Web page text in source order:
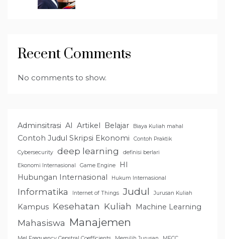
Recent Comments
No comments to show.
Adminsitrasi AI Artikel Belajar Biaya Kuliah mahal
Contoh Judul Skripsi Ekonomi Contoh Praktik
Cybersecurity deep learning
definisi berlari
Ekonomi Internasional
Game Engine
HI
Hubungan Internasional
Hukum Internasional
Informatika Internet of Things Judul Jurusan Kuliah
Kampus Kesehatan Kuliah Machine Learning
Mahasiswa Manajemen